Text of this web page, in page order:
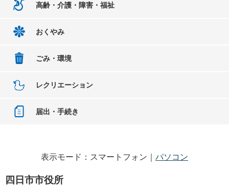
高齢・介護・障害・福祉
おくやみ
ごみ・環境
レクリエーション
届出・手続き
表示モード：スマートフォン｜ パソコン
四日市市役所